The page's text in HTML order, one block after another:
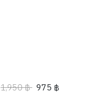
1,950 ฿ 975 ฿